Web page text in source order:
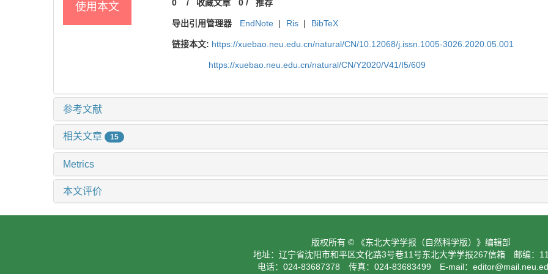
使用本文 0 / 收藏文章 0/ 推荐
导出引用管理器 EndNote | Ris | BibTeX
链接本文: https://xuebao.neu.edu.cn/natural/CN/10.12068/j.issn.1005-3026.2020.05.001
https://xuebao.neu.edu.cn/natural/CN/Y2020/V41/I5/609
参考文献
相关文章 15
Metrics
本文评价
版权所有 © 《东北大学学报（自然科学版）》编辑部
地址：辽宁省沈阳市和平区文化路3号巷11号东北大学学报267信箱 邮编：
电话：024-83687378 传真：024-83683499 E-mail：